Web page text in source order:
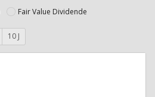
Fair Value Dividende
10 J